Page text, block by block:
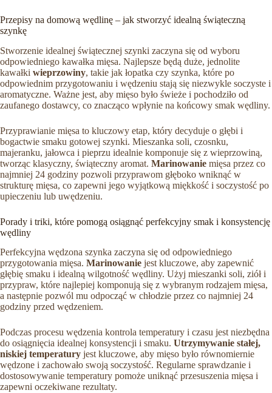
Przepisy na domową wędlinę – jak stworzyć idealną świąteczną
szynkę
Stworzenie idealnej świątecznej szynki zaczyna się od wyboru
odpowiedniego kawałka mięsa. Najlepsze będą duże, jednolite
kawałki wieprzowiny, takie jak łopatka czy szynka, które po
odpowiednim przygotowaniu i wędzeniu stają się niezwykle soczyste i
aromatyczne. Ważne jest, aby mięso było świeże i pochodziło od
zaufanego dostawcy, co znacząco wpłynie na końcowy smak wędliny.
Przyprawianie mięsa to kluczowy etap, który decyduje o głębi i
bogactwie smaku gotowej szynki. Mieszanka soli, czosnku,
majeranku, jałowca i pieprzu idealnie komponuje się z wieprzowiną,
tworząc klasyczny, świąteczny aromat. Marinowanie mięsa przez co
najmniej 24 godziny pozwoli przyprawom głęboko wniknąć w
strukturę mięsa, co zapewni jego wyjątkową miękkość i soczystość po
upieczeniu lub uwędzeniu.
Porady i triki, które pomogą osiągnąć perfekcyjny smak i konsystencję
wędliny
Perfekcyjna wędzona szynka zaczyna się od odpowiedniego
przygotowania mięsa. Marinowanie jest kluczowe, aby zapewnić
głębię smaku i idealną wilgotność wędliny. Użyj mieszanki soli, ziół i
przypraw, które najlepiej komponują się z wybranym rodzajem mięsa,
a następnie pozwól mu odpocząć w chłodzie przez co najmniej 24
godziny przed wędzeniem.
Podczas procesu wędzenia kontrola temperatury i czasu jest niezbędna
do osiągnięcia idealnej konsystencji i smaku. Utrzymywanie stałej,
niskiej temperatury jest kluczowe, aby mięso było równomiernie
wędzone i zachowało swoją soczystość. Regularne sprawdzanie i
dostosowywanie temperatury pomoże uniknąć przesuszenia mięsa i
zapewni oczekiwane rezultaty.